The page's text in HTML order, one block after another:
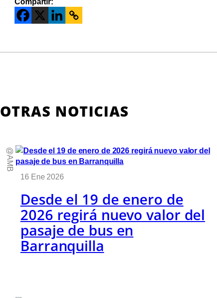
OTRAS NOTICIAS
@AMB
16 Ene 2026
Desde el 19 de enero de
2026 regirá nuevo valor del
pasaje de bus en
Barranquilla